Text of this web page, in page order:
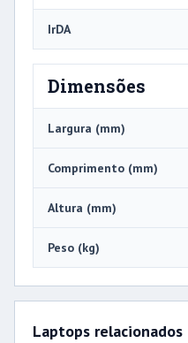
IrDA
Dimensões
Largura (mm)
Comprimento (mm)
Altura (mm)
Peso (kg)
Laptops relacionados